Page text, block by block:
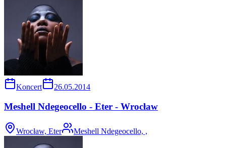
Koncert 26.05.2014
Meshell Ndegeocello - Eter - Wrocław
Wrocław, Eter Meshell Ndegeocello, ,